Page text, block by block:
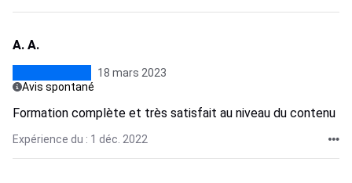
A. A.
18 mars 2023
Avis spontané
Formation complète et très satisfait au niveau du contenu
Expérience du : 1 déc. 2022